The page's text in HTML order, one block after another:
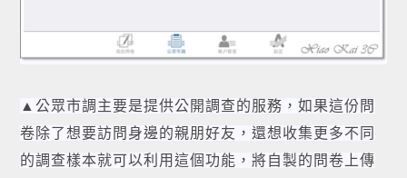
▲公眾市調主要是提供公開調查的服務，如果這份問
卷除了想要訪問身邊的親朋好友，還想收集更多不同
的調查樣本就可以利用這個功能，將自製的問卷上傳